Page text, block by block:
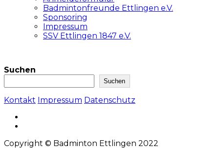
Badmintonfreunde Ettlingen e.V.
Sponsoring
Impressum
SSV Ettlingen 1847 e.V.
Suchen
Suchen
Kontakt Impressum Datenschutz
Copyright © Badminton Ettlingen 2022